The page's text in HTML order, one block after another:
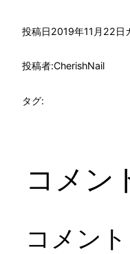
投稿日2019年11月22日
投稿者:CherishNail
タグ:
コメン
コメン